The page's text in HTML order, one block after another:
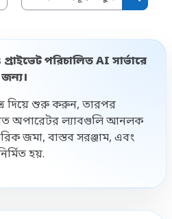
পরিচালিত AI সার্ভারে
জন্য।
দিয়ে শুরু করুন, তারপর
অপারেটর ল্যাবগুলি আনলক
জমা, বাস্তব সরঞ্জাম, এবং
হয়.